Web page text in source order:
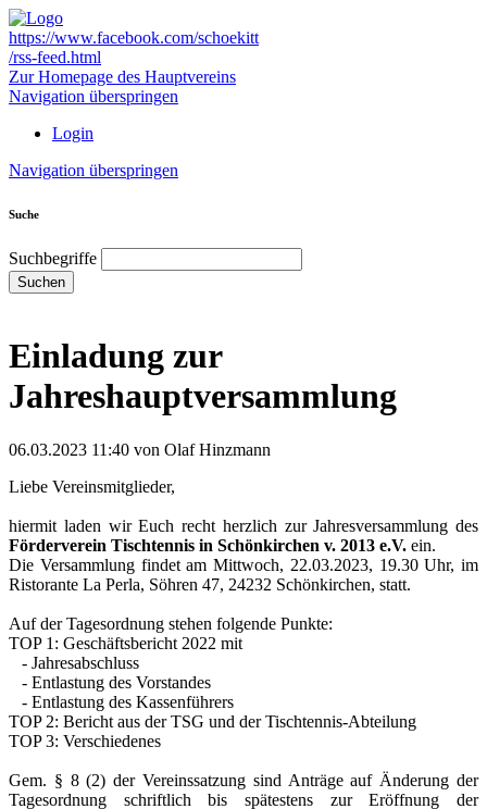
https://www.facebook.com/schoekitt
/rss-feed.html
Zur Homepage des Hauptvereins
Navigation überspringen
Login
Navigation überspringen
Suche
Suchbegriffe
Suchen
Einladung zur
Jahreshauptversammlung
06.03.2023 11:40 von Olaf Hinzmann
Liebe Vereinsmitglieder,
hiermit laden wir Euch recht herzlich zur Jahresversammlung des
Förderverein Tischtennis in Schönkirchen v. 2013 e.V. ein.
Die Versammlung findet am Mittwoch, 22.03.2023, 19.30 Uhr, im
Ristorante La Perla, Söhren 47, 24232 Schönkirchen, statt.
Auf der Tagesordnung stehen folgende Punkte:
TOP 1: Geschäftsbericht 2022 mit
- Jahresabschluss
- Entlastung des Vorstandes
- Entlastung des Kassenführers
TOP 2: Bericht aus der TSG und der Tischtennis-Abteilung
TOP 3: Verschiedenes
Gem. § 8 (2) der Vereinssatzung sind Anträge auf Änderung der
Tagesordnung schriftlich bis spätestens zur Eröffnung der